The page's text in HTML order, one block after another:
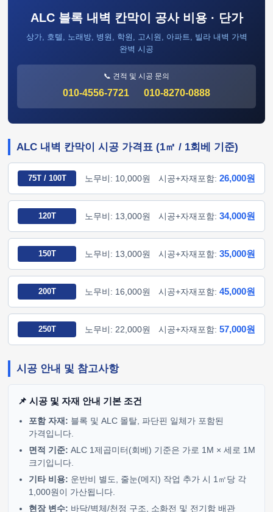
ALC 블록 내벽 칸막이 공사 비용 · 단가
상가, 호텔, 노래방, 병원, 학원, 고시원, 아파트, 빌라 내벽 가벽
완벽 시공
📞 견적 및 시공 문의
010-4556-7721 010-8270-0888
ALC 내벽 칸막이 시공 가격표 (1㎡ / 1회베 기준)
75T / 100T 노무비: 10,000원 시공+자재포함: 26,000원
120T 노무비: 13,000원 시공+자재포함: 34,000원
150T 노무비: 13,000원 시공+자재포함: 35,000원
200T 노무비: 16,000원 시공+자재포함: 45,000원
250T 노무비: 22,000원 시공+자재포함: 57,000원
시공 안내 및 참고사항
📌 시공 및 자재 안내 기본 조건
포함 자재: 블록 및 ALC 몰탈, 파단핀 일체가 포함된
가격입니다.
면적 기준: ALC 1제곱미터(회베) 기준은 가로 1M × 세로 1M
크기입니다.
기타 비용: 운반비 별도, 줄눈(메지) 작업 추가 시 1㎡당 각
1,000원이 가산됩니다.
현장 변수: 바닥/벽체/천정 구조, 소화전 및 전기함 배관